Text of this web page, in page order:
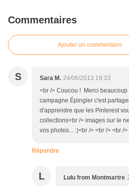
Commentaires
Ajouter un commentaire
S Sara M. 24/06/2013 19:33
<br /> Coucou ! Merci
campagne Épingler c'est
d'apprendre que les Pinterest
collections<br /> images sur le
vos photos... :)<br /> <br /> <br /
Répondre
L Lulu from Montmartre